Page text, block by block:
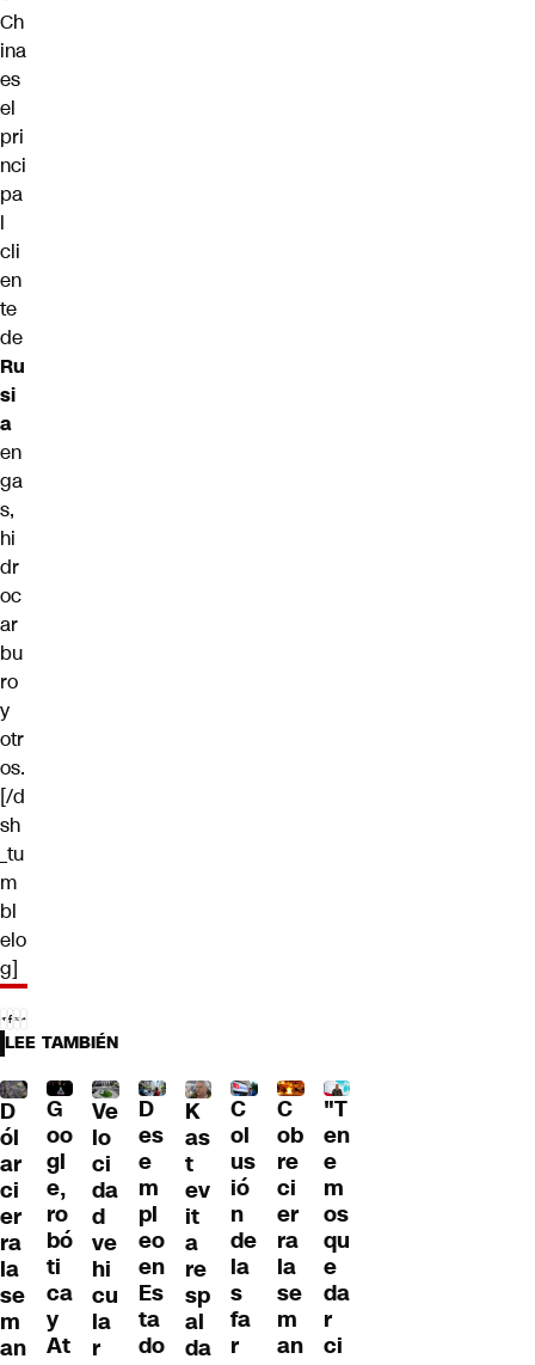
Ch
ina
es
el
pri
nci
pa
l
cli
en
te
de
Ru
si
a
en
ga
s,
hi
dr
oc
ar
bu
ro
y
otr
os.
[/d
sh
_tu
m
bl
elo
g]
LEE TAMBIÉN
D
ól
ar
ci
er
ra
la
se
m
an
G
oo
gl
e,
ro
bó
ti
ca
y
At
Ve
lo
ci
da
d
ve
hi
cu
la
r
D
es
e
m
pl
eo
en
Es
ta
do
K
as
t
ev
it
a
re
sp
al
da
C
ol
us
ió
n
de
la
s
fa
r
C
ob
re
ci
er
ra
la
se
m
an
"T
en
e
m
os
qu
e
da
r
ci